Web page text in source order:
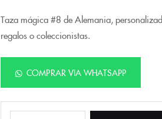
Taza mágica #8 de Alemania,
regalos o coleccionistas.
COMPRAR VIA WHATSAPP